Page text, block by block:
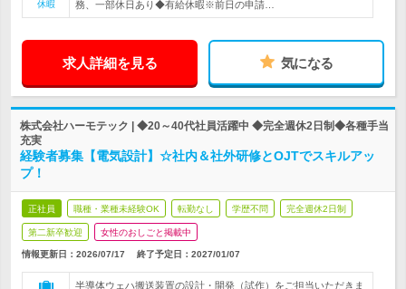
休暇
務、一部休日あり◆有給休暇※前日の申請…
求人詳細を見る 気になる
株式会社ハーモテック | ◆20～40代社員活躍中 ◆完全週休2日制◆各種手当
充実
経験者募集【電気設計】☆社内＆社外研修とOJTでスキルアッ
プ！
正社員 職種・業種未経験OK 転勤なし 学歴不問 完全週休2日制
第二新卒歓迎 女性のおしごと掲載中
情報更新日：2026/07/17 終了予定日： 2027/01/07
半導体ウェハ搬送装置の設計・開発（試作）をご担当いただきま